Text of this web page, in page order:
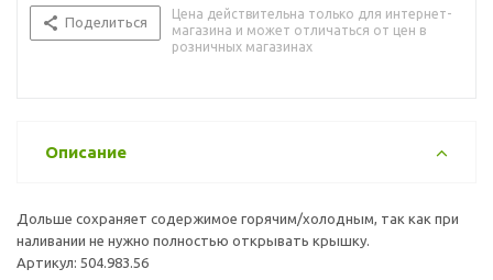
Поделиться
Цена действительна только для интернет-
магазина и может отличаться от цен в
розничных магазинах
Описание
Дольше сохраняет содержимое горячим/холодным, так как при
наливании не нужно полностью открывать крышку.
Артикул: 504.983.56